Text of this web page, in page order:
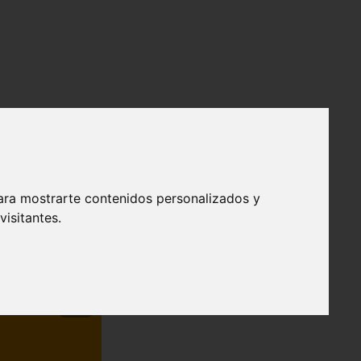
mostrarte contenidos personalizados y